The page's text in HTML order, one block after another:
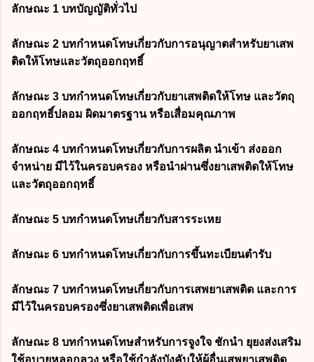
ลักษณะ 1 บทบัญญัติทั่วไป
ลักษณะ 2 บทกำหนดโทษเกี่ยวกับการอนุญาตสำหรับยาเสพ
ติดให้โทษและวัตถุออกฤทธิ์
ลักษณะ 3 บทกำหนดโทษเกี่ยวกับยาเสพติดให้โทษ และวัตถุ
ออกฤทธิ์ปลอม ผิดมาตรฐาน หรือเสื่อมคุณภาพ
ลักษณะ 4 บทกำหนดโทษเกี่ยวกับการผลิต นำเข้า ส่งออก
จำหน่าย มีไว้ในครอบครอง หรือนำผ่านซึ่งยาเสพติดให้โทษ
และวัตถุออกฤทธิ์
ลักษณะ 5 บทกำหนดโทษเกี่ยวกับสารระเหย
ลักษณะ 6 บทกำหนดโทษเกี่ยวกับการขึ้นทะเบียนตำรับ
ลักษณะ 7 บทกำหนดโทษเกี่ยวกับการเสพยาเสพติด และการ
มีไว้ในครอบครองซึ่งยาเสพติดเพื่อเสพ
ลักษณะ 8 บทกำหนดโทษสำหรับการจูงใจ ชักนำ ยุยงส่งเสริม
ใช้อุบายหลอกลวง หรือใช้กำลังบังคับให้ผู้อื่นเสพยาเสพติด